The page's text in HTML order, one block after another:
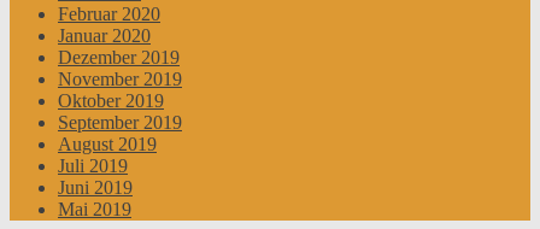
Februar 2020
Januar 2020
Dezember 2019
November 2019
Oktober 2019
September 2019
August 2019
Juli 2019
Juni 2019
Mai 2019